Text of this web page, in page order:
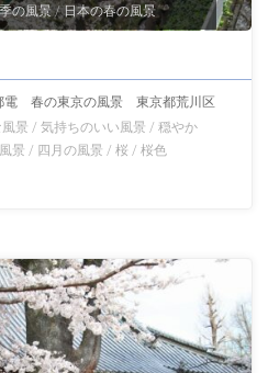
の風景 / 日本の春の風景
電 春の東京の風景 東京都荒川区
景 /気持ちのいい風景 /穏やか
景 / 四月の風景 /桜 /桜色